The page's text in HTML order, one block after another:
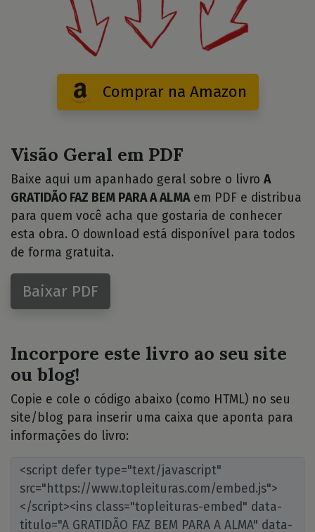
Comprar na Amazon
Visão Geral em PDF
Baixe aqui um apanhado geral sobre o livro A
GRATIDÃO FAZ BEM PARA A ALMAem PDF e distribua
para quem você acha que gostaria de conhecer
esta obra. O download está disponível para todos
de forma gratuita.
Baixar PDF
Incorpore este livro ao seu site
ou blog!
Copie e cole o código abaixo (como HTML) no seu
site/blog para inserir uma caixa que aponta para
informações do livro: